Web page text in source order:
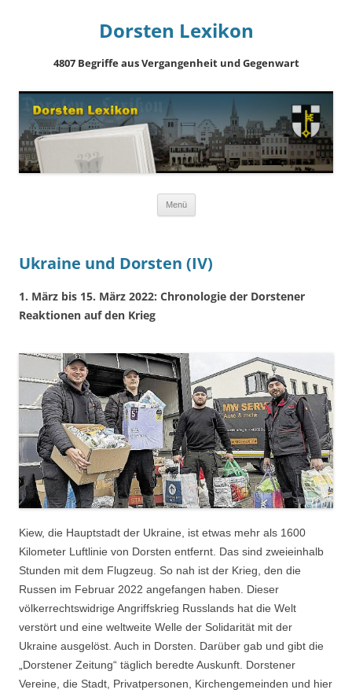
Dorsten Lexikon
4807 Begriffe aus Vergangenheit und Gegenwart
Menü
Ukraine und Dorsten (IV)
1. März bis 15. März 2022: Chronologie der Dorstener
Reaktionen auf den Krieg
Kiew, die Hauptstadt der Ukraine, ist etwas mehr als 1600
Kilometer Luftlinie von Dorsten entfernt. Das sind zweieinhalb
Stunden mit dem Flugzeug. So nah ist der Krieg, den die
Russen im Februar 2022 angefangen haben. Dieser
völkerrechtswidrige Angriffskrieg Russlands hat die Welt
verstört und eine weltweite Welle der Solidarität mit der
Ukraine ausgelöst. Auch in Dorsten. Darüber gab und gibt die
„Dorstener Zeitung“ täglich beredte Auskunft. Dorstener
Vereine, die Stadt, Privatpersonen, Kirchengemeinden und hier